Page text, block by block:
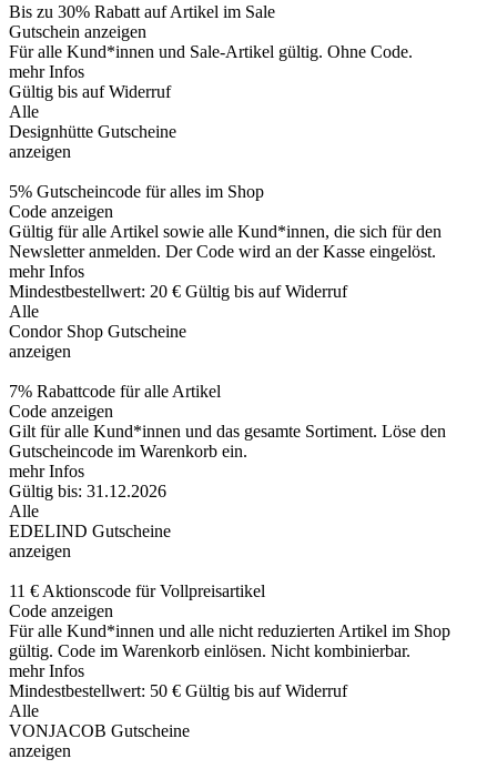
Bis zu 30% Rabatt auf Artikel im Sale
Gutschein anzeigen
Für alle Kund*innen und Sale-Artikel gültig. Ohne Code.
mehr Infos
Gültig bis auf Widerruf
Alle
Designhütte Gutscheine
anzeigen
5% Gutscheincode für alles im Shop
Code anzeigen
Gültig für alle Artikel sowie alle Kund*innen, die sich für den
Newsletter anmelden. Der Code wird an der Kasse eingelöst.
mehr Infos
Mindestbestellwert: 20 € Gültig bis auf Widerruf
Alle
Condor Shop Gutscheine
anzeigen
7% Rabattcode für alle Artikel
Code anzeigen
Gilt für alle Kund*innen und das gesamte Sortiment. Löse den
Gutscheincode im Warenkorb ein.
mehr Infos
Gültig bis: 31.12.2026
Alle
EDELIND Gutscheine
anzeigen
11 € Aktionscode für Vollpreisartikel
Code anzeigen
Für alle Kund*innen und alle nicht reduzierten Artikel im Shop
gültig. Code im Warenkorb einlösen. Nicht kombinierbar.
mehr Infos
Mindestbestellwert: 50 € Gültig bis auf Widerruf
Alle
VONJACOB Gutscheine
anzeigen